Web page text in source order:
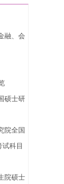
融、会
硕士研
院全国
科目
院硕士